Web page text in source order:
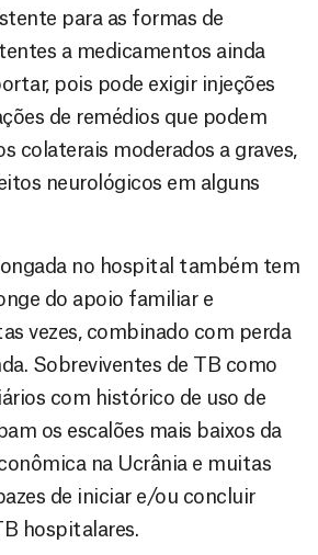
para as formas de
a medicamentos ainda
pois pode exigir injeções
de remédios que podem
colaterais moderados a graves,
neurológicos em alguns
no hospital também tem
do apoio familiar e
vezes, combinado com perda
Sobreviventes de TB como
com histórico de uso de
os escalões mais baixos da
na Ucrânia e muitas
de iniciar e/ou concluir
hospitalares.